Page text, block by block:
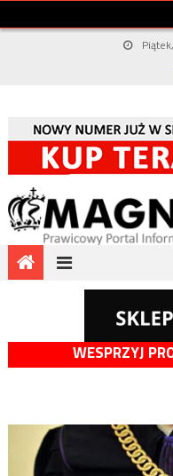
WESPRZYJ